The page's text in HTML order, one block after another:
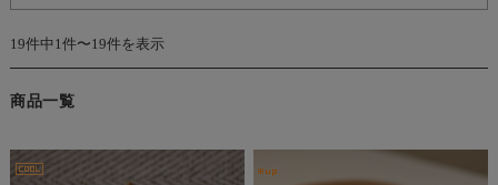
19件中1件〜19件を表示
商品一覧